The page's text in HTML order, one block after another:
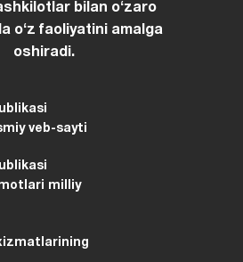
bilan oʻzaro
oʻz faoliyatini amalga
oshiradi.
veb-sayti
milliy